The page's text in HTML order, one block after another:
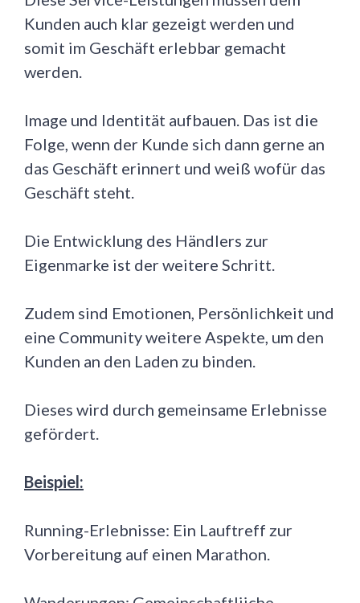
Kunden auch klar gezeigt werden und
somit im Geschäft erlebbar gemacht
werden.
Image und Identität aufbauen. Das ist die
Folge, wenn der Kunde sich dann gerne an
das Geschäft erinnert und weiß wofür das
Geschäft steht.
Die Entwicklung des Händlers zur
Eigenmarke ist der weitere Schritt.
Zudem sind Emotionen, Persönlichkeit und
eine Community weitere Aspekte, um den
Kunden an den Laden zu binden.
Dieses wird durch gemeinsame Erlebnisse
gefördert.
Beispiel:
Running-Erlebnisse: Ein Lauftreff zur
Vorbereitung auf einen Marathon.